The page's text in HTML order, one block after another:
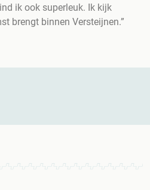
ik ook superleuk. Ik kijk
brengt binnen Versteijnen.”